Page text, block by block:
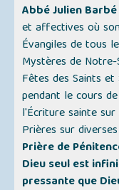
Abbé Julien Barbé
et affectives où
Évangiles de tous
Mystères de
Fêtes des Saints
pendant le cours
l'Écriture sainte
Prières sur
Prière de
Dieu seul est
pressante que